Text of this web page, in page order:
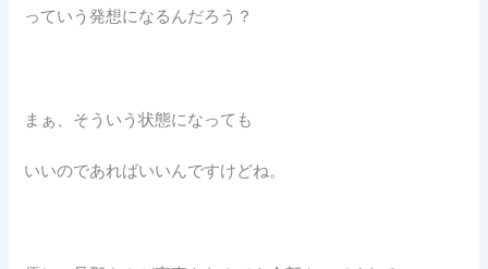
っていう発想になるんだろう？
まぁ、そういう状態になっても
いいのであればいいんですけどね。